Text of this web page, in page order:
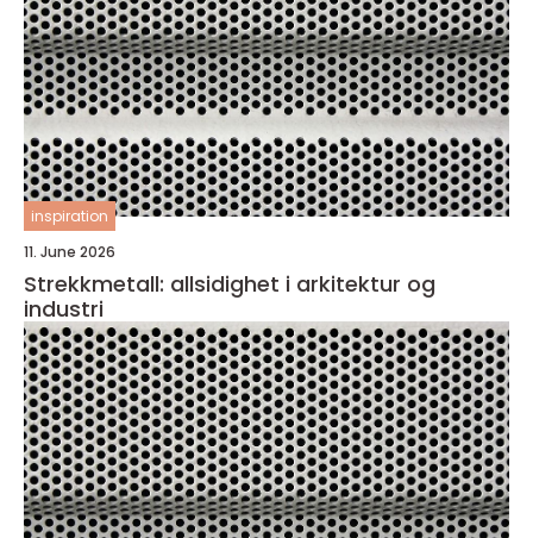
inspiration
11. June 2026
Strekkmetall: allsidighet i arkitektur og
industri